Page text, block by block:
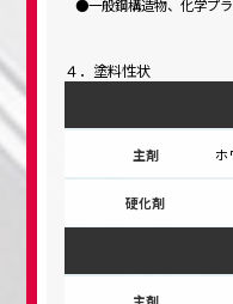
一般鋼構造物、化学プ
４．塗料性状
ホ